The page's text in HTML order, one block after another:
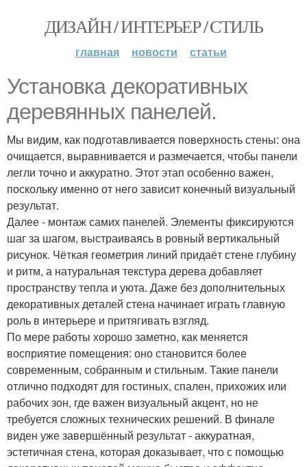
ДИЗАЙН / ИНТЕРЬЕР / СТИЛЬ
главная новости статьи
Установка декоративных
деревянных панелей.
Мы видим, как подготавливается поверхность стены: она
очищается, выравнивается и размечается, чтобы панели
легли точно и аккуратно. Этот этап особенно важен,
поскольку именно от него зависит конечный визуальный
результат.
Далее - монтаж самих панелей. Элементы фиксируются
шаг за шагом, выстраиваясь в ровный вертикальный
рисунок. Чёткая геометрия линий придаёт стене глубину
и ритм, а натуральная текстура дерева добавляет
пространству тепла и уюта. Даже без дополнительных
декоративных деталей стена начинает играть главную
роль в интерьере и притягивать взгляд.
По мере работы хорошо заметно, как меняется
восприятие помещения: оно становится более
современным, собранным и стильным. Такие панели
отлично подходят для гостиных, спален, прихожих или
рабочих зон, где важен визуальный акцент, но не
требуется сложных технических решений. В финале
виден уже завершённый результат - аккуратная,
эстетичная стена, которая доказывает, что с помощью